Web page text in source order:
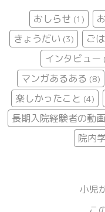
おしらせ (1)
きょうだい (3) ご
インタビュー
マンガあるある (8)
楽しかったこと (4)
長期入院経験者の動
院内
小児